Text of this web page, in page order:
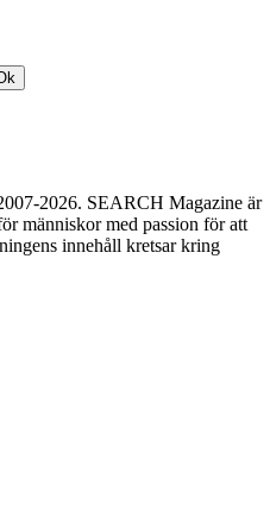
2026. SEARCH Magazine är
människor med passion för att
innehåll kretsar kring